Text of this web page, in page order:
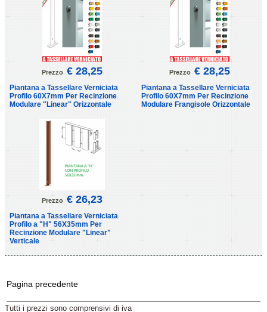
Prezzo € 28,25
Piantana a Tassellare Verniciata
Profilo 60X7mm Per Recinzione
Modulare "Linear" Orizzontale
Prezzo € 28,25
Piantana a Tassellare Verniciata
Profilo 60X7mm Per Recinzione
Modulare Frangisole Orizzontale
Prezzo € 26,23
Piantana a Tassellare Verniciata
Profilo a "H" 56X35mm Per
Recinzione Modulare "Linear"
Verticale
Pagina precedente
Tutti i prezzi sono comprensivi di iva